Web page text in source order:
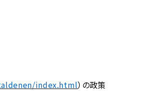
index.html）の政策